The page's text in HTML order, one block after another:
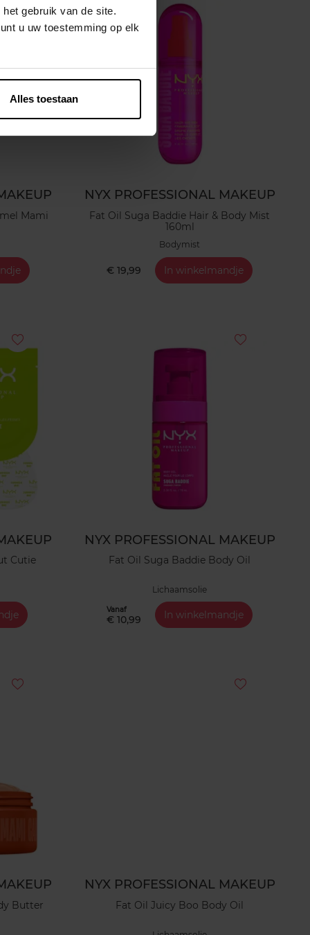
gebruik van de site.
u uw toestemming op elk
Alles toestaan
Mami
NYX PROFESSIONAL MAKEUP
Fat Oil Suga Baddie Hair & Body Mist
160ml
Bodymist
€ 19,99 In winkelmandje
Cutie
NYX PROFESSIONAL MAKEUP
Fat Oil Suga Baddie Body Oil
Lichaamsolie
Vanaf
€ 10,99 In winkelmandje
Butter
NYX PROFESSIONAL MAKEUP
Fat Oil Juicy Boo Body Oil